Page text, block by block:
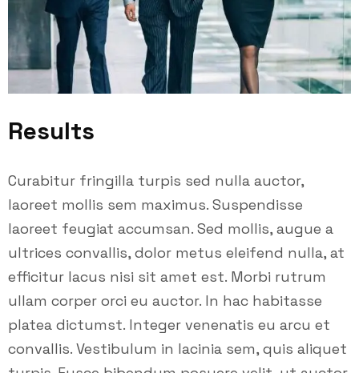
Results
Curabitur fringilla turpis sed nulla auctor,
laoreet mollis sem maximus. Suspendisse
laoreet feugiat accumsan. Sed mollis, augue a
ultrices convallis, dolor metus eleifend nulla, at
efficitur lacus nisi sit amet est. Morbi rutrum
ullam corper orci eu auctor. In hac habitasse
platea dictumst. Integer venenatis eu arcu et
convallis. Vestibulum in lacinia sem, quis aliquet